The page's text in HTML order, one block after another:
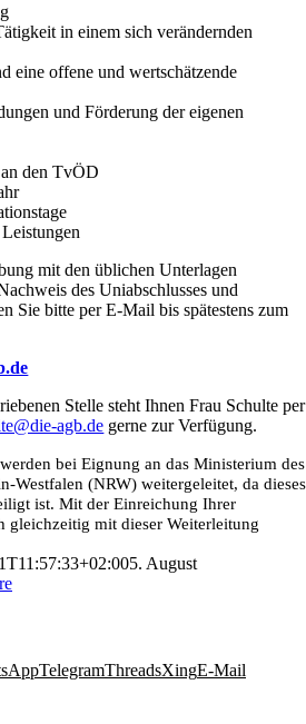
in einem sich verändernden
eine offene und wertschätzende
und Förderung der eigenen
den TvÖD
mit den üblichen Unterlagen
des Uniabschlusses und
Sie bitte per E-Mail bis spätestens zum
Stelle steht Ihnen Frau Schulte per
agb.de gerne zur Verfügung.
bei Eignung an das Ministerium des
Westfalen (NRW) weitergeleitet, da dieses
ist. Mit der Einreichung Ihrer
gleichzeitig mit dieser Weiterleitung
5. August
TelegramThreadsXingE-Mail